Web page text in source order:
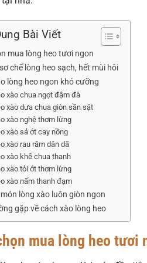
Bài Viết
mua lòng heo tươi ngon
chế lòng heo sạch, hết mùi hôi
lòng heo ngon khó cưỡng
xào chua ngọt đậm đà
xào dưa chua giòn sần sật
xào nghệ thơm lừng
xào sả ớt cay nồng
xào rau răm dân dã
xào khế chua thanh
xào tỏi ớt thơm lừng
xào nấm thanh đạm
lòng xào luôn giòn ngon
gặp về cách xào lòng heo
mua lòng heo tươi